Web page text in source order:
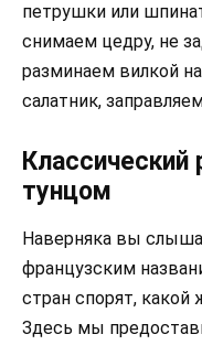
петрушки или
снимаем цедру, не
разминаем вилкой
салатник,
Классический
тунцом
Наверняка вы
французским
стран спорят,
Здесь мы